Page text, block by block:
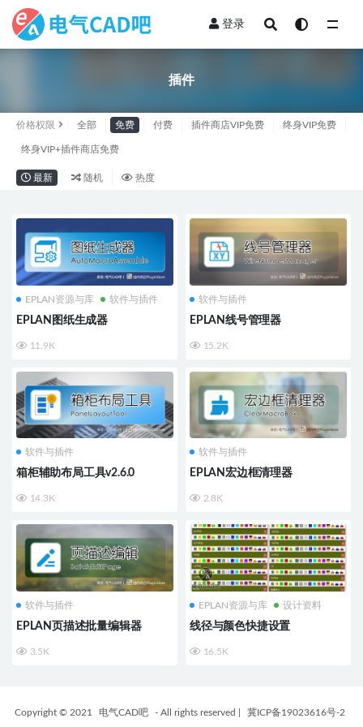
登录
插件
价格权限 全部 免费 付费 插件商店VIP免费 终身VIP免费
终身VIP+插件商店免费
最新 随机 热度
EPLAN资源与库 软件与插件
EPLAN图纸生成器
11.9K
软件与插件
EPLAN线号管理器
15.2K
软件与插件
箱柜辅助布局工具v2.6.0
14.3K
软件与插件
EPLAN宏边框清理器
2.8K
软件与插件
EPLAN页描述批量编辑器
3.5K
EPLAN资源与库 设计资料
线径与颜色快捷设置
16.5K
Copyright © 2021 电气CAD吧 - All rights reserved
冀ICP备19023616号-2